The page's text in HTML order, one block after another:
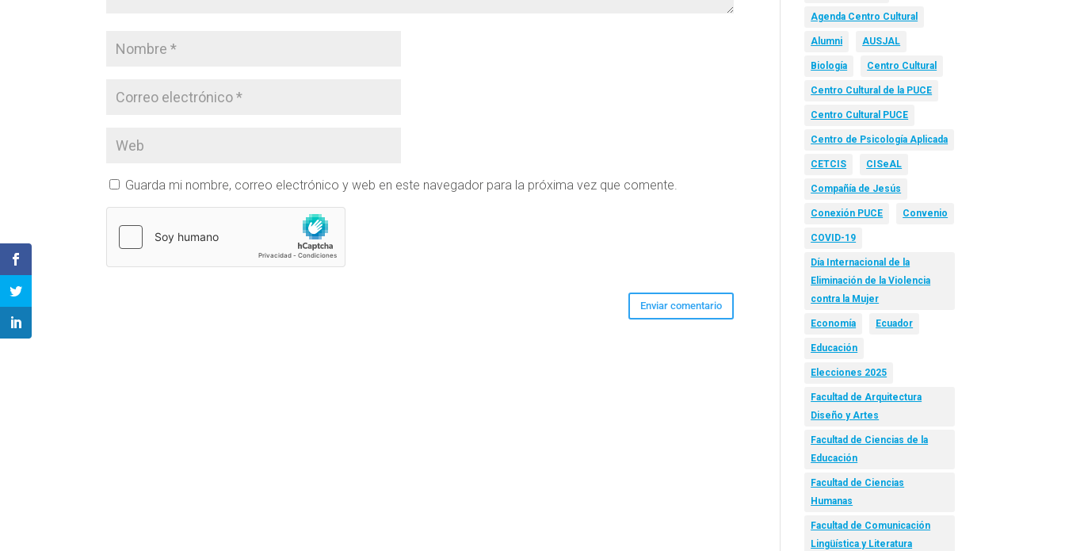
Guarda mi nombre, correo electrónico y web en este navegador para la próxima vez que comente.
Agenda Centro Cultural
Alumni AUSJAL
Biología Centro Cultural
Centro Cultural de la PUCE
Centro Cultural PUCE
Centro de Psicología Aplicada
CETCIS CISeAL
Compañía de Jesús
Conexión PUCE Convenio
COVID-19
Día Internacional de la
Eliminación de la Violencia
contra la Mujer
Economía Ecuador
Educación
Elecciones 2025
Facultad de Arquitectura
Diseño y Artes
Facultad de Ciencias de la
Educación
Facultad de Ciencias
Humanas
Facultad de Comunicación
Lingüística y Literatura